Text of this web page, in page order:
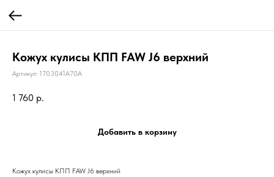
Кожух кулисы КПП FAW J6 верхний
Артикул: 1703041A70A
1 760 р.
Добавить в корзину
Кожух кулисы КПП FAW J6 верхний